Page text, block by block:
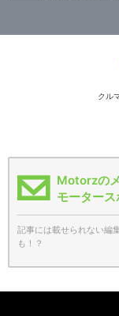
クル
Motorzの
モータース
記事には載せられない編
も！？